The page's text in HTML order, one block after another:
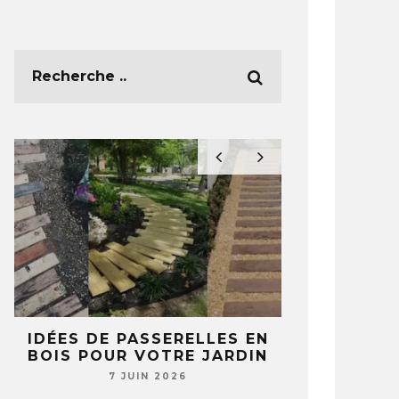
IDÉES DE PASSERELLES EN
BOIS POUR VOTRE JARDIN
7 JUIN 2026